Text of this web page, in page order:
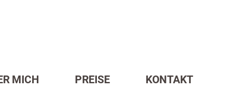
MICH PREISE KONTAKT